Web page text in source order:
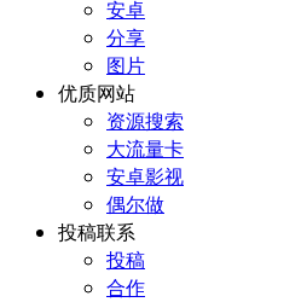
安卓
分享
图片
优质网站
资源搜索
大流量卡
安卓影视
偶尔做
投稿联系
投稿
合作